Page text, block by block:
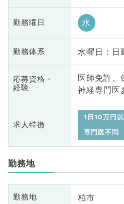
勤務曜日 水
勤務体系 水曜日 : 日
応募資格・
経験
医師免許、
神経専門医
求人特徴
1日10万円
専門医不問
勤務地
勤務地 柏市